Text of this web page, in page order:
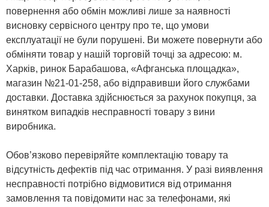
повернення або обмін можливі лише за наявності
висновку сервісного центру про те, що умови
експлуатації не були порушені. Ви можете повернути або
обміняти товар у нашій торговій точці за адресою: м.
Харків, ринок Барабашова, «Афганська площадка»,
магазин №21-01-258, або відправивши його службами
доставки. Доставка здійснюється за рахунок покупця, за
винятком випадків несправності товару з вини
виробника.
Обов’язково перевіряйте комплектацію товару та
відсутність дефектів під час отримання. У разі виявлення
несправності потрібно відмовитися від отримання
замовлення та повідомити нас за телефонами, які